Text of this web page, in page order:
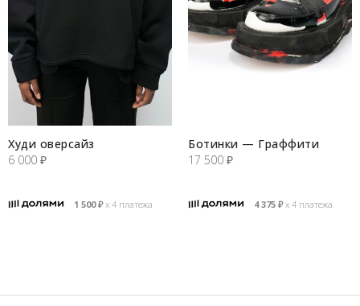
Худи оверсайз
6 000 ₽
1 500₽х 4 платежа
Ботинки — Граффити
17 500 ₽
4 375 ₽х 4 платежа